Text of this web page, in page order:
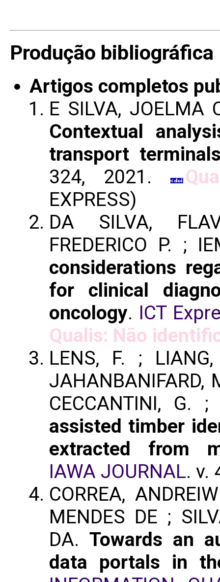
Produção bibliográfica
Artigos completos
E SILVA, JOELMA
Contextual
transport
324, 2021.
EXPRESS)
DA SILVA,
FREDERICO P. ;
considerations
for clinical
oncology. ICT
Qualis: Não
LENS, F. ;
JAHANBANIFARD,
CECCANTINI, G.
assisted timber
extracted from
IAWA JOURNAL. v.
CORREA,
MENDES DE ;
DA. Towards an
data portals in